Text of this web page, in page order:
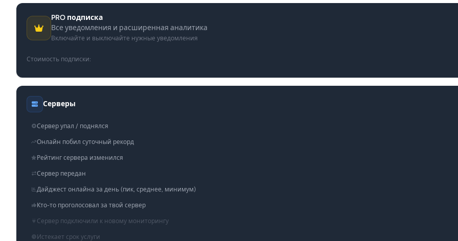
PRO подписка
Все уведомления и расширенная аналитика
Включайте и выключайте нужные уведомления
Стоимость подписки:
Серверы
Сервер упал / поднялся
Онлайн побил суточный рекорд
Рейтинг сервера изменился
Сервер передан
Дайджест онлайна за день (пик, среднее, минимум)
Кто-то проголосовал за твой сервер
Сервер подключили к новому мониторингу
Истекает срок услуги